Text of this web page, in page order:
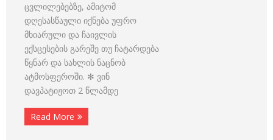
ცვლილებებზე, ამიტომ
დღესასწაული იქნება უფრო
მხიარული და ჩაივლის
ექსცესების გარეშე თუ ჩატარდება
წყნარ და სახლის ნაცნობ
ატმოსფეროში. ✻ ვინ
დავპატიჟოთ 2 წლამდე
Read More